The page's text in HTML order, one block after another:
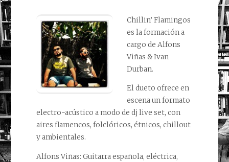
Chillin’ Flamingos
es la formación a
cargo de Alfons
Viñas & Ivan
Durban.
El dueto ofrece en
escena un formato
electro-acústico a modo de dj live set, con
aires flamencos, folclóricos, étnicos, chillout
y ambientales.
Alfons Viñas: Guitarra española, eléctrica,